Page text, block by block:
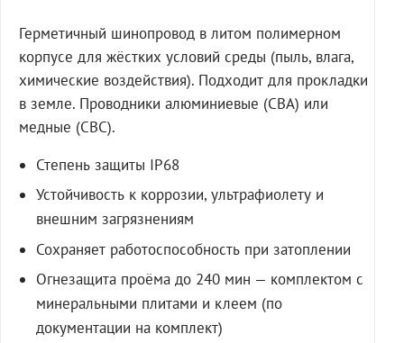
Герметичный шинопровод в литом полимерном
корпусе для жёстких условий среды (пыль, влага,
химические воздействия). Подходит для прокладки
в земле. Проводники алюминиевые (СВА) или
медные (СВС).
Степень защиты IP68
Устойчивость к коррозии, ультрафиолету и
внешним загрязнениям
Сохраняет работоспособность при затоплении
Огнезащита проёма до 240 мин — комплектом с
минеральными плитами и клеем (по
документации на комплект)